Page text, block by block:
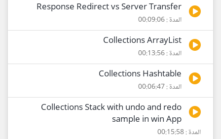
Response Redirect vs Server Transfer
المدة : 00:09:06
Collections ArrayList
المدة : 00:13:56
Collections Hashtable
المدة : 00:06:47
Collections Stack with undo and redo
sample in win App
المدة : 00:15:58